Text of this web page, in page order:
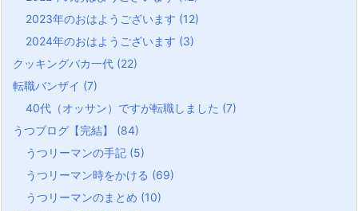
2023年のおはようございます (12)
2024年のおはようございます (3)
クッキングバカ一代 (22)
転職バンザイ (7)
40代（オッサン）ですが転職しました (7)
うつブログ【完結】 (84)
うつリーマンの手記 (5)
うつリーマン時をかける (69)
うつリーマンのまとめ (10)